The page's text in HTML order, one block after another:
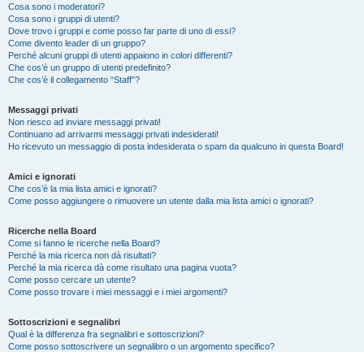
Cosa sono i moderatori?
Cosa sono i gruppi di utenti?
Dove trovo i gruppi e come posso far parte di uno di essi?
Come divento leader di un gruppo?
Perché alcuni gruppi di utenti appaiono in colori differenti?
Che cos’è un gruppo di utenti predefinito?
Che cos’è il collegamento “Staff”?
Messaggi privati
Non riesco ad inviare messaggi privati!
Continuano ad arrivarmi messaggi privati indesiderati!
Ho ricevuto un messaggio di posta indesiderata o spam da qualcuno in questa Board!
Amici e ignorati
Che cos’è la mia lista amici e ignorati?
Come posso aggiungere o rimuovere un utente dalla mia lista amici o ignorati?
Ricerche nella Board
Come si fanno le ricerche nella Board?
Perché la mia ricerca non dà risultati?
Perché la mia ricerca dà come risultato una pagina vuota?
Come posso cercare un utente?
Come posso trovare i miei messaggi e i miei argomenti?
Sottoscrizioni e segnalibri
Qual è la differenza fra segnalibri e sottoscrizioni?
Come posso sottoscrivere un segnalibro o un argomento specifico?